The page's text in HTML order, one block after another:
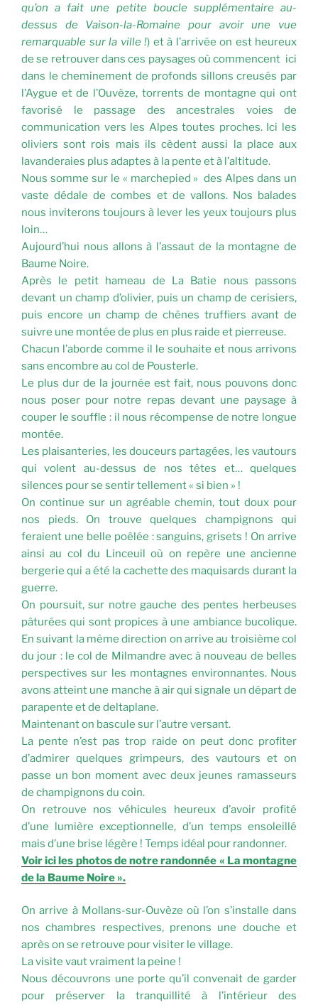
qu’on a fait une petite boucle supplémentaire au-
dessus de Vaison-la-Romaine pour avoir une vue
remarquable sur la ville !) et à l’arrivée on est heureux
de se retrouver dans ces paysages où commencent ici
dans le cheminement de profonds sillons creusés par
l’Aygue et de l’Ouvèze, torrents de montagne qui ont
favorisé le passage des ancestrales voies de
communication vers les Alpes toutes proches. Ici les
oliviers sont rois mais ils cèdent aussi la place aux
lavanderaies plus adaptes à la pente et à l’altitude.
Nous somme sur le « marchepied » des Alpes dans un
vaste dédale de combes et de vallons. Nos balades
nous inviterons toujours à lever les yeux toujours plus
loin…
Aujourd’hui nous allons à l’assaut de la montagne de
Baume Noire.
Après le petit hameau de La Batie nous passons
devant un champ d’olivier, puis un champ de cerisiers,
puis encore un champ de chênes truffiers avant de
suivre une montée de plus en plus raide et pierreuse.
Chacun l’aborde comme il le souhaite et nous arrivons
sans encombre au col de Pousterle.
Le plus dur de la journée est fait, nous pouvons donc
nous poser pour notre repas devant une paysage à
couper le souffle : il nous récompense de notre longue
montée.
Les plaisanteries, les douceurs partagées, les vautours
qui volent au-dessus de nos têtes et… quelques
silences pour se sentir tellement « si bien » !
On continue sur un agréable chemin, tout doux pour
nos pieds. On trouve quelques champignons qui
feraient une belle poêlée : sanguins, grisets ! On arrive
ainsi au col du Linceuil où on repère une ancienne
bergerie qui a été la cachette des maquisards durant la
guerre.
On poursuit, sur notre gauche des pentes herbeuses
pâturées qui sont propices à une ambiance bucolique.
En suivant la même direction on arrive au troisième col
du jour : le col de Milmandre avec à nouveau de belles
perspectives sur les montagnes environnantes. Nous
avons atteint une manche à air qui signale un départ de
parapente et de deltaplane.
Maintenant on bascule sur l’autre versant.
La pente n’est pas trop raide on peut donc profiter
d’admirer quelques grimpeurs, des vautours et on
passe un bon moment avec deux jeunes ramasseurs
de champignons du coin.
On retrouve nos véhicules heureux d’avoir profité
d’une lumière exceptionnelle, d’un temps ensoleillé
mais d’une brise légère ! Temps idéal pour randonner.
Voir ici les photos de notre randonnée « La montagne
de la Baume Noire ».
On arrive à Mollans-sur-Ouvèze où l’on s’installe dans
nos chambres respectives, prenons une douche et
après on se retrouve pour visiter le village.
La visite vaut vraiment la peine !
Nous découvrons une porte qu’il convenait de garder
pour préserver la tranquillité à l’intérieur des